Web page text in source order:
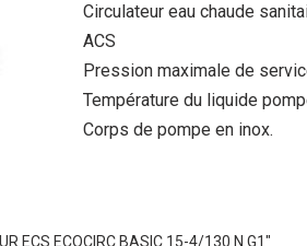
Circulateur eau chaude
ACS
Pression maximale de
Température du liquide
Corps de pompe en inox.
ECS ECOCIRC BASIC 15-4/130 N G1"